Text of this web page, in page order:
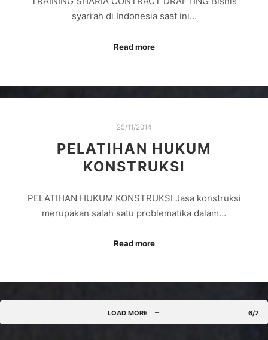
syari’ah di Indonesia saat ini…
Read more
25/11/2014
PELATIHAN HUKUM
KONSTRUKSI
PELATIHAN HUKUM KONSTRUKSI Jasa konstruksi
merupakan salah satu problematika dalam…
Read more
LOAD MORE 6/7